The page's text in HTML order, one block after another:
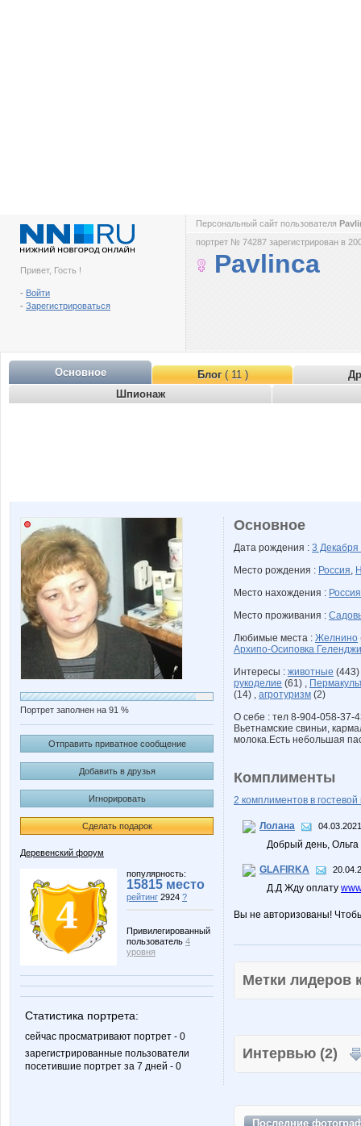
Привет, Гость !
- Войти
- Зарегистрироваться
Персональный сайт пользователя
портрет № 74287 зарегистрирован в
Pavlinca
Основное Блог( 11 )
Шпионаж
Портрет заполнен на 91 %
Отправить приватное сообщение
Добавить в друзья
Игнорировать
Сделать подарок
Деревенский форум
популярность:
15815 место
рейтинг 2924 ?
Привилегированный
пользователь 4
уровня
Статистика портрета:
сейчас просматривают портрет - 0
зарегистрированные пользователи
посетившие портрет за 7 дней - 0
Основное
Дата рождения : 3 Декабря
Место рождения : Россия,
Место нахождения : Россия
Место проживания :
Любимые места : Желнино
Архипо-Осиповка
Интересы : животные
рукоделие (61) ,
(14) , агротуризм (2)
О себе : тел 8-904-058-37-
Вьетнамские свиньи,
молока.Есть небольшая
Комплименты
2 комплиментов в гостевой
Лолана
Добрый день,
GLAFIRKA
Д.Д Жду оплату
Вы не авторизованы!
Метки
Интервью (2)
Последние